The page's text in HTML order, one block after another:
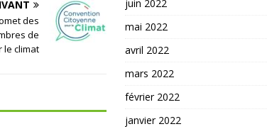
des
de
le climat
juin 2022
mai 2022
avril 2022
mars 2022
février 2022
janvier 2022